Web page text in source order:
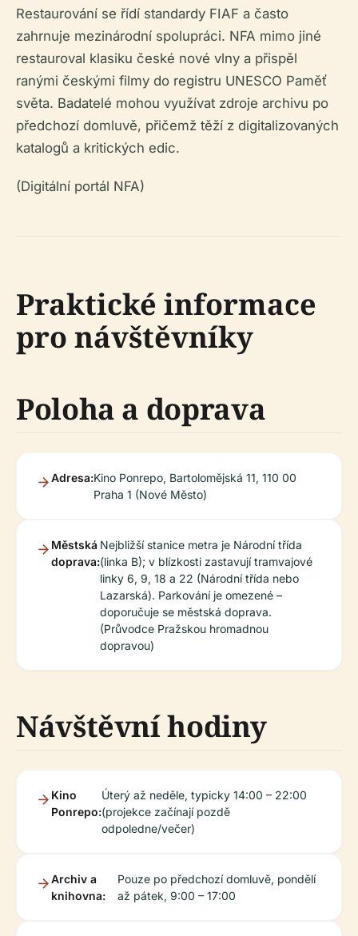
Restaurování se řídí standardy FIAF a často
zahrnuje mezinárodní spolupráci. NFA mimo jiné
restauroval klasiku české nové vlny a přispěl
ranými českými filmy do registru UNESCO Paměť
světa. Badatelé mohou využívat zdroje archivu po
předchozí domluvě, přičemž těží z digitalizovaných
katalogů a kritických edic.
(Digitální portál NFA)
Praktické informace
pro návštěvníky
Poloha a doprava
Adresa:Kino Ponrepo, Bartolomějská 11, 110 00
Praha 1 (Nové Město)
Městská
doprava:
Nejbližší stanice metra je Národní třída
(linka B); v blízkosti zastavují tramvajové
linky 6, 9, 18 a 22 (Národní třída nebo
Lazarská). Parkování je omezené –
doporučuje se městská doprava.
(Průvodce Pražskou hromadnou
dopravou)
Návštěvní hodiny
Kino
Ponrepo:
Úterý až neděle, typicky 14:00 – 22:00
(projekce začínají pozdě
odpoledne/večer)
Archiv a
knihovna:
Pouze po předchozí domluvě, pondělí
až pátek, 9:00 – 17:00